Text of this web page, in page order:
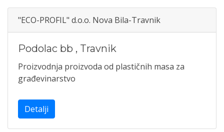
"ECO-PROFIL" d.o.o. Nova Bila-Travnik
Podolac bb , Travnik
Proizvodnja proizvoda od plastičnih masa za
građevinarstvo
Detalji